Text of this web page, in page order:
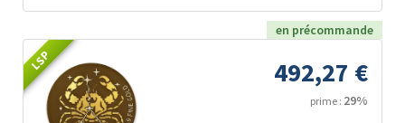
en précommande
LSP 492,27 €
prime : 29%